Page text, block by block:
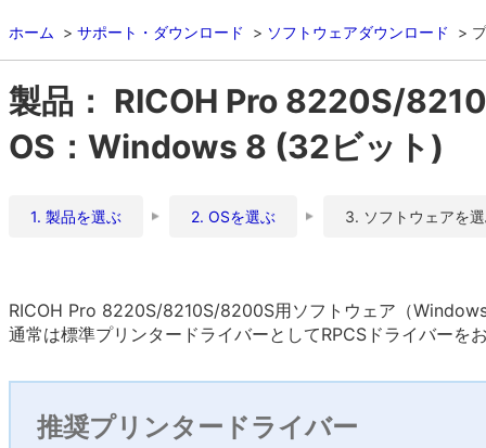
ホーム サポート・ダウンロード ソフトウェアダウンロード
製品： RICOH Pro 8220S/
OS：Windows 8 (32ビット)
1. 製品を選ぶ 2. OSを選ぶ 3. ソフトウェアを
RICOH Pro 8220S/8210S/8200S用ソフトウェア（
通常は標準プリンタードライバーとしてRPCSドライバーを
推奨プリンタードライバー